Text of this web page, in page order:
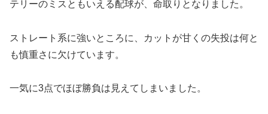
テリーのミスともいえる配球が、命取りとなりました。
ストレート系に強いところに、カットが甘くの失投は何と
も慎重さに欠けています。
一気に3点でほぼ勝負は見えてしまいました。